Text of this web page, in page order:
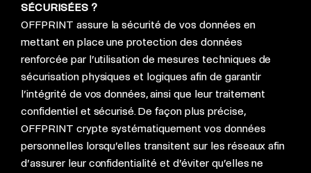
SÉCURISÉES ?
OFFPRINT assure la sécurité de vos données en
mettant en place une protection des données
renforcée par l’utilisation de mesures techniques de
sécurisation physiques et logiques afin de garantir
l’intégrité de vos données, ainsi que leur traitement
confidentiel et sécurisé. De façon plus précise,
OFFPRINT crypte systématiquement vos données
personnelles lorsqu’elles transitent sur les réseaux afin
d’assurer leur confidentialité et d’éviter qu’elles ne